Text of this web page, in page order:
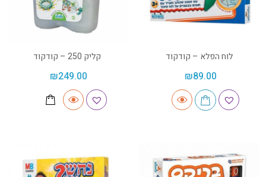
לוח הפלא – קודקוד
₪89.00
קליק 250 – קודקוד
₪249.00